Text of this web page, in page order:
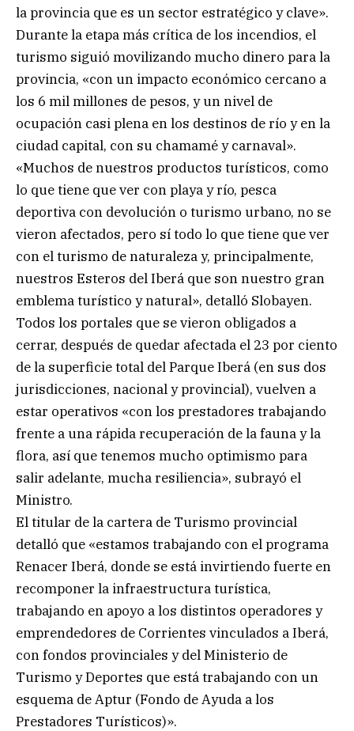
la provincia que es un sector estratégico y clave».
Durante la etapa más crítica de los incendios, el
turismo siguió movilizando mucho dinero para la
provincia, «con un impacto económico cercano a
los 6 mil millones de pesos, y un nivel de
ocupación casi plena en los destinos de río y en la
ciudad capital, con su chamamé y carnaval».
«Muchos de nuestros productos turísticos, como
lo que tiene que ver con playa y río, pesca
deportiva con devolución o turismo urbano, no se
vieron afectados, pero sí todo lo que tiene que ver
con el turismo de naturaleza y, principalmente,
nuestros Esteros del Iberá que son nuestro gran
emblema turístico y natural», detalló Slobayen.
Todos los portales que se vieron obligados a
cerrar, después de quedar afectada el 23 por ciento
de la superficie total del Parque Iberá (en sus dos
jurisdicciones, nacional y provincial), vuelven a
estar operativos «con los prestadores trabajando
frente a una rápida recuperación de la fauna y la
flora, así que tenemos mucho optimismo para
salir adelante, mucha resiliencia», subrayó el
Ministro.
El titular de la cartera de Turismo provincial
detalló que «estamos trabajando con el programa
Renacer Iberá, donde se está invirtiendo fuerte en
recomponer la infraestructura turística,
trabajando en apoyo a los distintos operadores y
emprendedores de Corrientes vinculados a Iberá,
con fondos provinciales y del Ministerio de
Turismo y Deportes que está trabajando con un
esquema de Aptur (Fondo de Ayuda a los
Prestadores Turísticos)».